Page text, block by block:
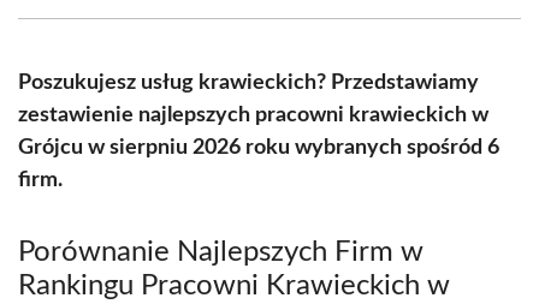
(Twitter)
Poszukujesz usług krawieckich? Przedstawiamy
zestawienie najlepszych pracowni krawieckich w
Grójcu w sierpniu 2026 roku wybranych spośród 6
firm.
Porównanie Najlepszych Firm w
Rankingu Pracowni Krawieckich w